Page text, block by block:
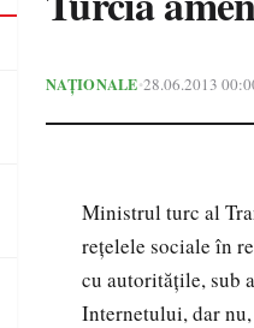
NAȚIONALE•28.06.2013
Ministrul turc al
reţelele sociale în
cu autorităţile, sub
Internetului, dar